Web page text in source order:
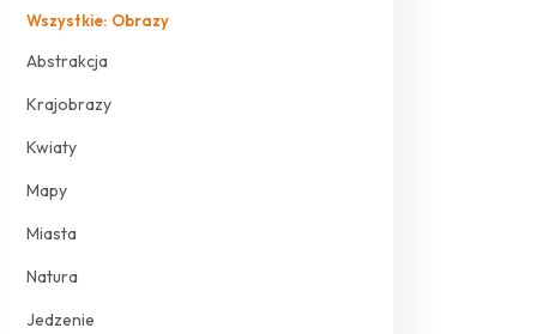
Wszystkie: Obrazy
Abstrakcja
Krajobrazy
Kwiaty
Mapy
Miasta
Natura
Jedzenie